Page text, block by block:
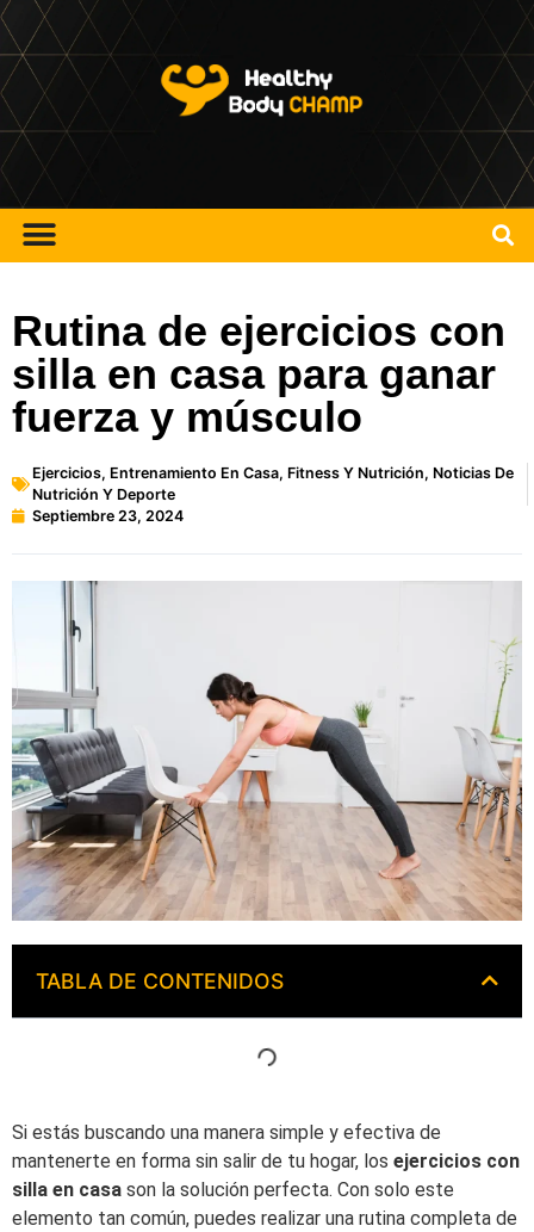
Rutina de ejercicios con
silla en casa para ganar
fuerza y músculo
Ejercicios, Entrenamiento En Casa, Fitness Y Nutrición, Noticias De
Nutrición Y Deporte
Septiembre 23, 2024
TABLA DE CONTENIDOS
Si estás buscando una manera simple y efectiva de
mantenerte en forma sin salir de tu hogar, los ejercicios con
silla en casa son la solución perfecta. Con solo este
elemento tan común, puedes realizar una rutina completa de